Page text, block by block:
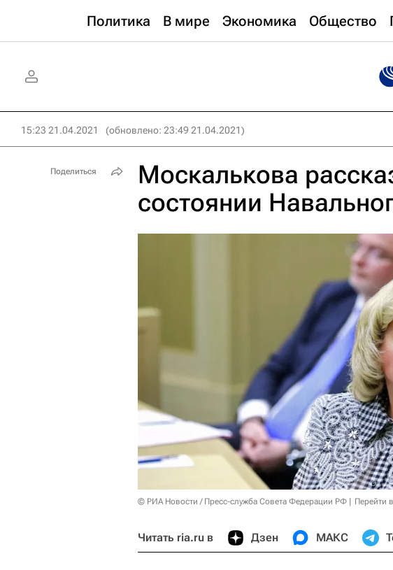
Политика В мире Экономика Общество
15:23 21.04.2021 (обновлено: 23:49 21.04.2021)
Москалькова
состоянии
© РИА Новости / Пресс-служба Совета Федерации РФ Перейти
Читать ria.ru в Дзен МАКС
Поделиться